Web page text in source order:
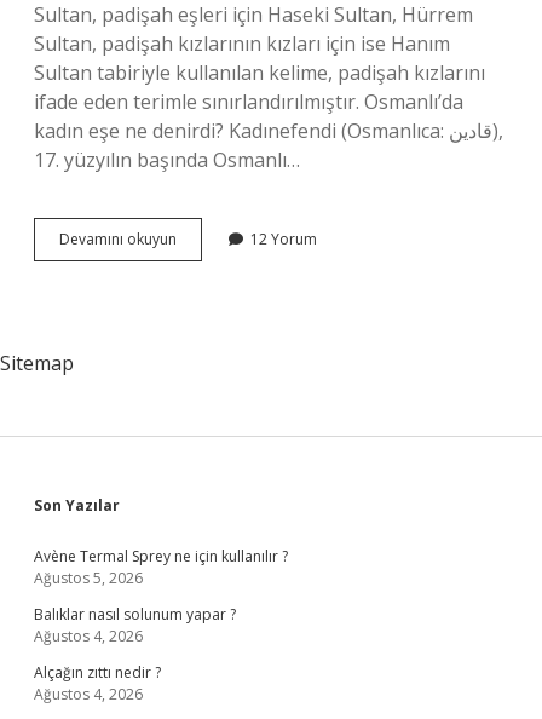
Sultan, padişah eşleri için Haseki Sultan, Hürrem
Sultan, padişah kızlarının kızları için ise Hanım
Sultan tabiriyle kullanılan kelime, padişah kızlarını
ifade eden terimle sınırlandırılmıştır. Osmanlı’da
kadın eşe ne denirdi? Kadınefendi (Osmanlıca: قادین),
17. yüzyılın başında Osmanlı…
Devamını okuyun Şehzade
Kadına
12 Yorum
Sitemap
Sidebar
Son Yazılar
Avène Termal Sprey ne için kullanılır ?
Ağustos 5, 2026
Balıklar nasıl solunum yapar ?
Ağustos 4, 2026
Alçağın zıttı nedir ?
Ağustos 4, 2026